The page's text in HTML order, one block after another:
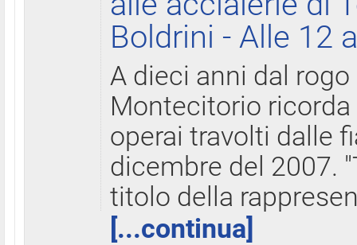
Boldrini - Alle 12
A dieci anni dal
Montecitorio
operai travolti dalle
dicembre del 2007.
titolo della
[...continua]